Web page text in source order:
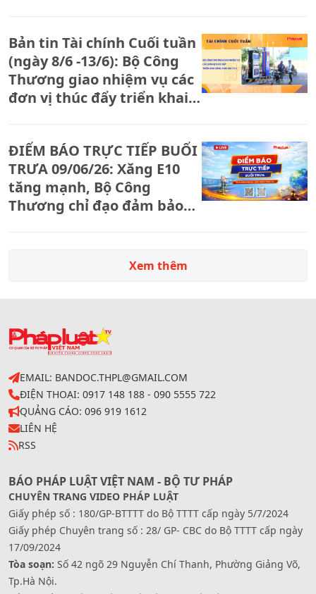
Bản tin Tài chính Cuối tuần
(ngày 8/6 -13/6): Bộ Công
Thương giao nhiệm vụ các
đơn vị thúc đẩy triển khai
ĐIỂM BÁO TRỰC TIẾP BUỔI
TRƯA 09/06/26: Xăng E10
tăng mạnh, Bộ Công
Thương chỉ đạo đảm bảo
Xem thêm
EMAIL: BANDOC.THPL@GMAIL.COM
ĐIỆN THOẠI: 0917 148 188 - 090 5555 722
QUẢNG CÁO: 096 919 1612
LIÊN HỆ
RSS
BÁO PHÁP LUẬT VIỆT NAM - BỘ TƯ PHÁP
CHUYÊN TRANG VIDEO PHÁP LUẬT
Giấy phép số : 180/GP-BTTTT do Bộ TTTT cấp ngày 5/7/2024
Giấy phép Chuyên trang số : 28/ GP- CBC do Bộ TTTT cấp ngày
17/09/2024
Tòa soạn: Số 42 ngõ 29 Nguyễn Chí Thanh, Phường Giảng Võ,
Tp.Hà Nội.